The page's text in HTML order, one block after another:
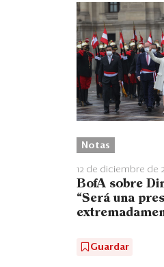
Notas
12 de diciembre de
BofA sobre
“Será una
Guardar